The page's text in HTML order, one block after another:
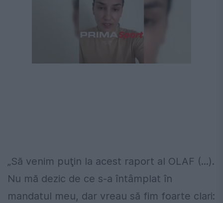
„Să venim puţin la acest raport al OLAF (...).
Nu mă dezic de ce s-a întâmplat în
mandatul meu, dar vreau să fim foarte clari: